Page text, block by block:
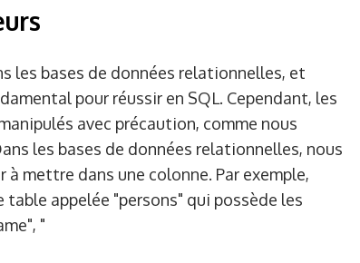
les bases de données relationnelles, et
pour réussir en SQL. Cependant, les
avec précaution, comme nous
les bases de données relationnelles, nous
à mettre dans une colonne. Par exemple,
table appelée "persons" qui possède les
"